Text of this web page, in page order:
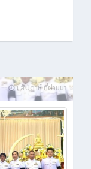
1 สัปดาห์ ที่ผ่านมา